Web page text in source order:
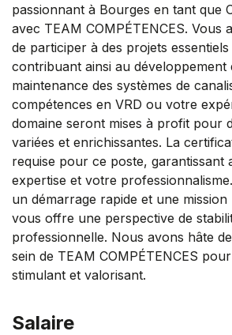
passionnant à Bourges en tant que
avec TEAM COMPÉTENCES.
de participer à des projets
contribuant ainsi au développement
maintenance des systèmes de
compétences en VRD ou votre
domaine seront mises à profit pour
variées et enrichissantes. La
requise pour ce poste, garantissant
expertise et votre
un démarrage rapide et une
vous offre une perspective de
professionnelle. Nous avons hâte
sein de TEAM COMPÉTENCES
stimulant et valorisant.
Salaire